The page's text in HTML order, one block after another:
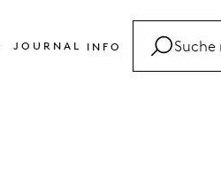
JOURNAL INFO